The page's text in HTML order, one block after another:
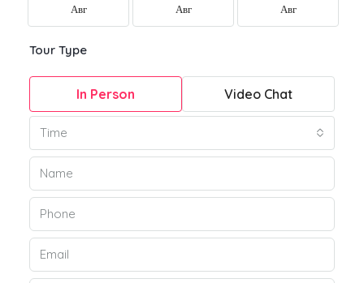
Авг Авг Авг
Tour Type
In Person Video Chat
Time